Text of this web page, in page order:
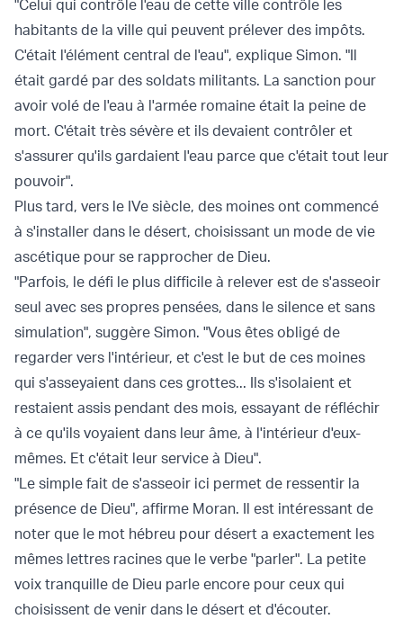
"Celui qui contrôle l'eau de cette ville contrôle les
habitants de la ville qui peuvent prélever des impôts.
C'était l'élément central de l'eau", explique Simon. "Il
était gardé par des soldats militants. La sanction pour
avoir volé de l'eau à l'armée romaine était la peine de
mort. C'était très sévère et ils devaient contrôler et
s'assurer qu'ils gardaient l'eau parce que c'était tout leur
pouvoir".
Plus tard, vers le IVe siècle, des moines ont commencé
à s'installer dans le désert, choisissant un mode de vie
ascétique pour se rapprocher de Dieu.
"Parfois, le défi le plus difficile à relever est de s'asseoir
seul avec ses propres pensées, dans le silence et sans
simulation", suggère Simon. "Vous êtes obligé de
regarder vers l'intérieur, et c'est le but de ces moines
qui s'asseyaient dans ces grottes... Ils s'isolaient et
restaient assis pendant des mois, essayant de réfléchir
à ce qu'ils voyaient dans leur âme, à l'intérieur d'eux-
mêmes. Et c'était leur service à Dieu".
"Le simple fait de s'asseoir ici permet de ressentir la
présence de Dieu", affirme Moran. Il est intéressant de
noter que le mot hébreu pour désert a exactement les
mêmes lettres racines que le verbe "parler". La petite
voix tranquille de Dieu parle encore pour ceux qui
choisissent de venir dans le désert et d'écouter.